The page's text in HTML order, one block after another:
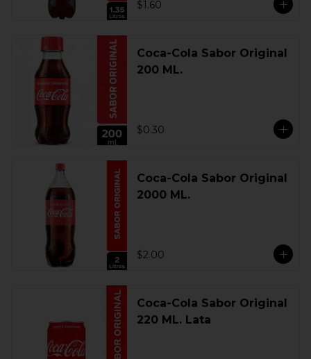
$1.60
Coca-Cola Sabor Original
200 ML.
$0.30
Coca-Cola Sabor Original
2000 ML.
$2.00
Coca-Cola Sabor Original
220 ML. Lata